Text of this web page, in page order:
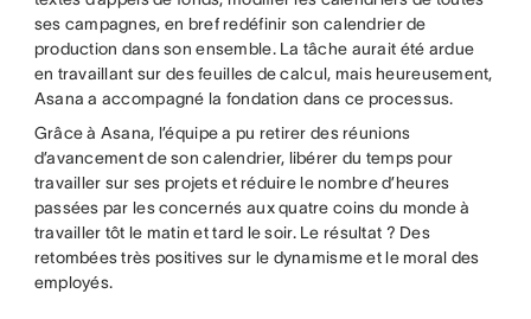
ses campagnes, en bref redéfinir son calendrier de
production dans son ensemble. La tâche aurait été ardue
en travaillant sur des feuilles de calcul, mais heureusement,
Asana a accompagné la fondation dans ce processus.
Grâce à Asana, l’équipe a pu retirer des réunions
d’avancement de son calendrier, libérer du temps pour
travailler sur ses projets et réduire le nombre d’heures
passées par les concernés aux quatre coins du monde à
travailler tôt le matin et tard le soir. Le résultat ? Des
retombées très positives sur le dynamisme et le moral des
employés.